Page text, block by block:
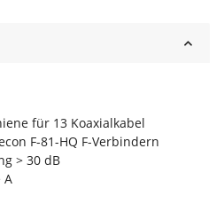
für 13 Koaxialkabel
F-81-HQ F-Verbindern
> 30 dB
A